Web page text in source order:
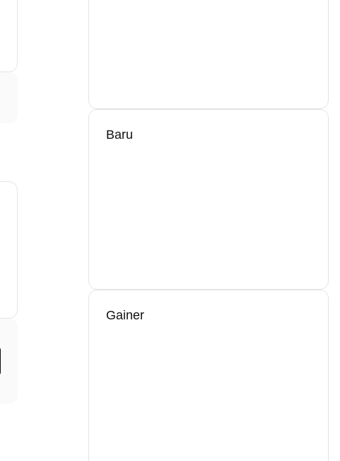
Baru
Gainer